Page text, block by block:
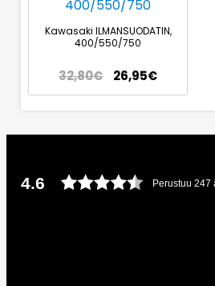
Kawasaki ILMANSUODATIN,
400/550/750
32,80€ 26,95€
4.6 Perustuu 247